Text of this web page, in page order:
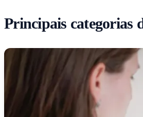
Principais categorias